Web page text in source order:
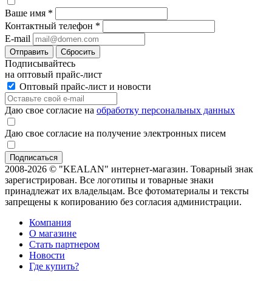
Ваше имя *
Контактный телефон *
E-mail
Отправить Сбросить
Подписывайтесь
на оптовый прайс-лист
Оптовый прайс-лист и новости
Даю свое согласие на обработку персональных данных
Даю свое согласие на получение электронных писем
2008-2026 © "KEALAN" интернет-магазин. Товарный знак
зарегистрирован. Все логотипы и товарные знаки
принадлежат их владельцам. Все фотоматериалы и тексты
запрещены к копированию без согласия администрации.
Компания
О магазине
Стать партнером
Новости
Где купить?